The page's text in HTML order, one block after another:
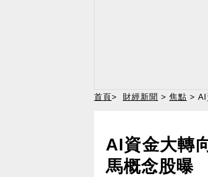
首頁> 財經新聞 > 焦點 > AI
AI資金大轉
馬概念股曝